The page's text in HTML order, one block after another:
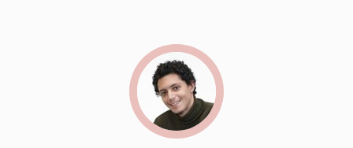
VOLONTAIRES EN RÉSIDENCE